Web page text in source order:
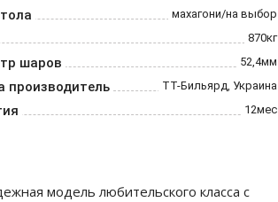
махагони/на выбор
870кг
шаров 52,4мм
производитель ТТ-Бильярд, Украина
12мес
модель любительского класса с